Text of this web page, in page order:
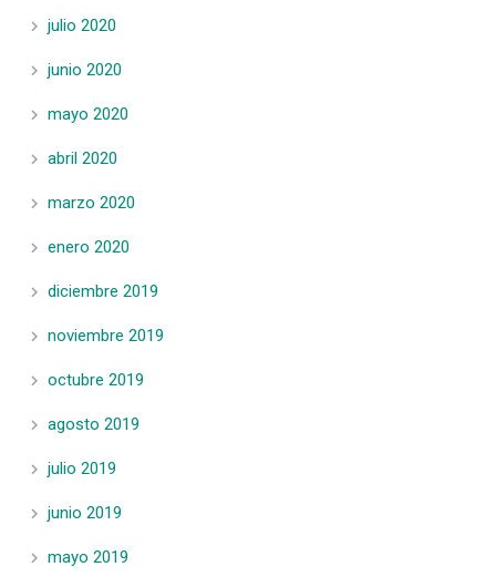
julio 2020
junio 2020
mayo 2020
abril 2020
marzo 2020
enero 2020
diciembre 2019
noviembre 2019
octubre 2019
agosto 2019
julio 2019
junio 2019
mayo 2019